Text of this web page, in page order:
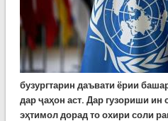
бузургтарин даъвати ёрии
дар ҷаҳон аст. Дар гузориши ин
эҳтимол дорад то охири соли